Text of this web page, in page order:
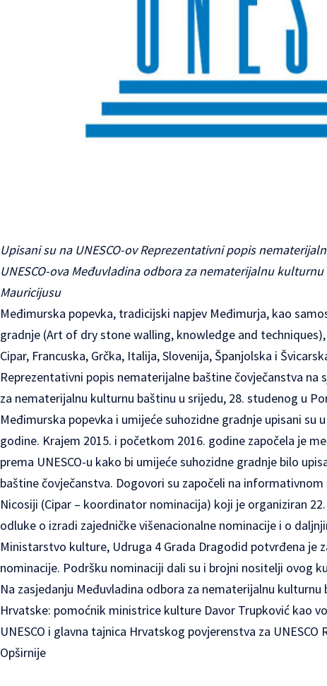
Upisani su na UNESCO-ov Reprezentativni popis
UNESCO-ova Međuvladina odbora za nematerijalnu
Mauricijusu
Međimurska popevka, tradicijski napjev Međimurja, kao
gradnje (Art of dry stone walling, knowledge and
Cipar, Francuska, Grčka, Italija, Slovenija, Španjolska i
Reprezentativni popis nematerijalne baštine čovječanstva na
za nematerijalnu kulturnu baštinu u srijedu, 28. studenog u
Međimurska popevka i umijeće suhozidne gradnje upisani su
godine. Krajem 2015. i početkom 2016. godine započela je
prema UNESCO-u kako bi umijeće suhozidne gradnje bilo
baštine čovječanstva. Dogovori su započeli na
Nicosiji (Cipar – koordinator nominacija) koji je organiziran
odluke o izradi zajedničke višenacionalne nominacije i o
Ministarstvo kulture, Udruga 4 Grada Dragodid potvrđena je
nominacije. Podršku nominaciji dali su i brojni nositelji ovog
Na zasjedanju Međuvladina odbora za nematerijalnu
Hrvatske: pomoćnik ministrice kulture Davor Trupković kao
UNESCO i glavna tajnica Hrvatskog povjerenstva za UNESCO
Opširnije